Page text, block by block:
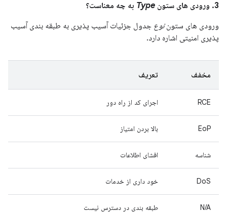
3. ورودی های ستون
Type به چه معناست؟
ورودی های ستوننوع جدول جزئیات آسیب پذیری به طبقه بندی آسیب
پذیری امنیتی اشاره دارد.
مخفف تعریف
RCE اجرای کد از راه دور
EoP بالا بردن امتیاز
شناسه افشای اطلاعات
DoS خود داری از خدمات
N/A طبقه بندی در دسترس نیست